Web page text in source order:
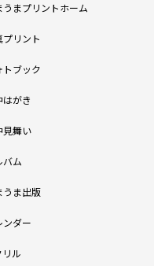
うまプリントホーム
プリント
トブック
はがき
見舞い
バム
うま出版
ンダー
リル